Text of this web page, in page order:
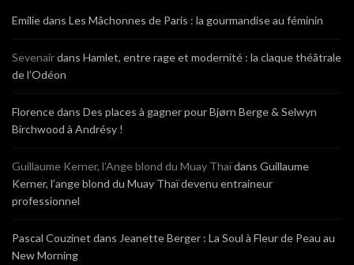
Emiliedans Les Mâchonnes de Paris : la gourmandise au féminin
Sevenairdans Hamlet, entre rage et modernité : la claque théâtrale
de l’Odéon
Florencedans Des places à gagner pour Bjørn Berge & Selwyn
Birchwood à Andrésy !
Guillaume Kerner, l’Ange blond du Muay Thaïdans Guillaume
Kerner, l’ange blond du Muay Thaï devenu entraineur
professionnel
Pascal Couzinet dans Jeanette Berger : La Soul à Fleur de Peau au
New Morning